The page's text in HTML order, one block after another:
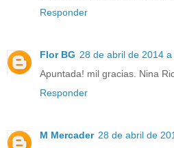
Responder
Flor BG 28 de abril de 2014 a
Apuntada! mil gracias. Nina
Responder
M Mercader 28 de abril de